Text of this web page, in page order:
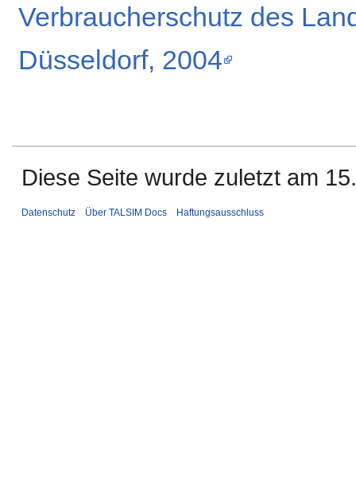
Verbraucherschutz des
Düsseldorf, 2004
Diese Seite wurde zuletzt am
Datenschutz Über TALSIM Docs Haftungsausschluss